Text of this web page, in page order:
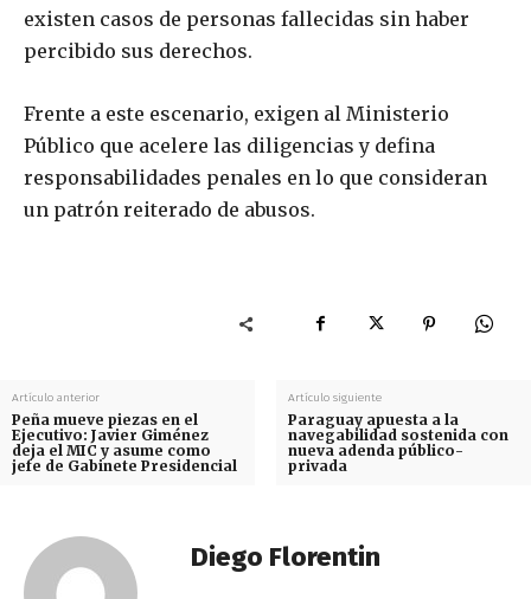
existen casos de personas fallecidas sin haber
percibido sus derechos.
Frente a este escenario, exigen al Ministerio
Público que acelere las diligencias y defina
responsabilidades penales en lo que consideran
un patrón reiterado de abusos.
Artículo anterior
Peña mueve piezas en el
Ejecutivo: Javier Giménez
deja el MIC y asume como
jefe de Gabinete Presidencial
Artículo siguiente
Paraguay apuesta a la
navegabilidad sostenida con
nueva adenda público-
privada
Diego Florentin